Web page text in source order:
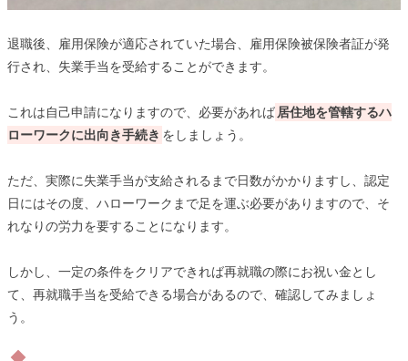
退職後、雇用保険が適応されていた場合、雇用保険被保険者証が発
行され、失業手当を受給することができます。
これは自己申請になりますので、必要があれば 居住地を管轄するハ
ローワークに出向き手続き をしましょう。
ただ、実際に失業手当が支給されるまで日数がかかりますし、認定
日にはその度、ハローワークまで足を運ぶ必要がありますので、そ
れなりの労力を要することになります。
しかし、一定の条件をクリアできれば再就職の際にお祝い金とし
て、再就職手当を受給できる場合があるので、確認してみましょ
う。